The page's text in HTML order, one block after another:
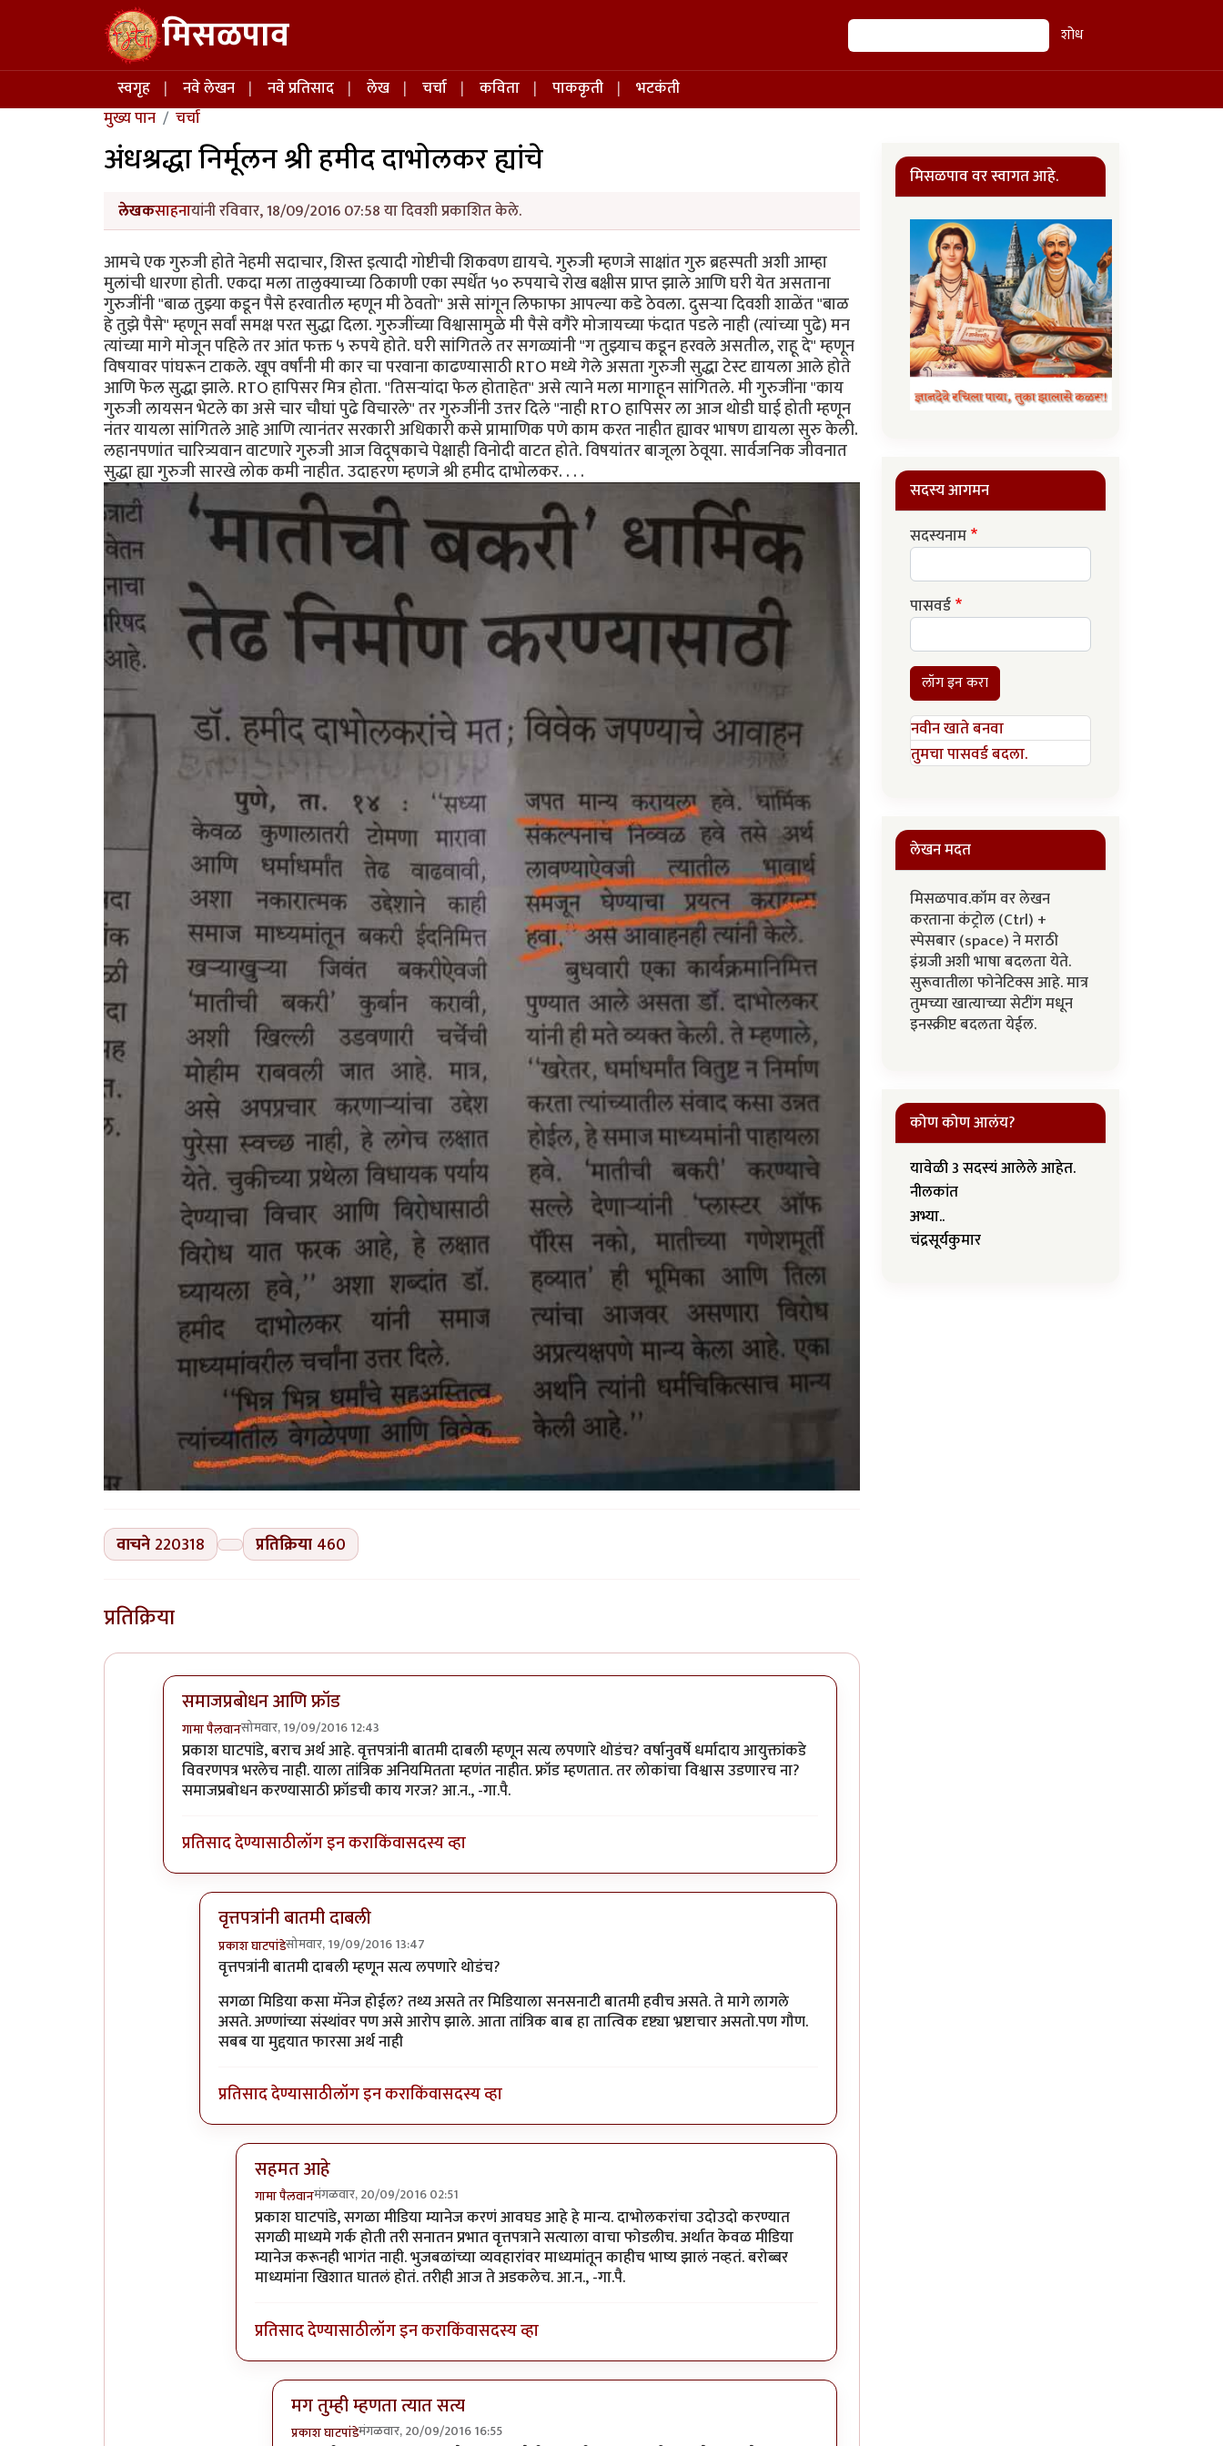
Skip to main content मिसळपाव शोध शोध
Main navigation
स्वगृह नवे लेखन नवे प्रतिसाद लेख चर्चा कविता पाककृती
भटकंती
मुख्य पान
चर्चा
अंधश्रद्धा निर्मूलन श्री हमीद दाभोलकर ह्यांचे
लेखकसाहनायांनी रविवार, 18/09/2016 07:58 या दिवशी प्रकाशित केले.
आमचे एक गुरुजी होते नेहमी सदाचार, शिस्त इत्यादी गोष्टीची शिकवण द्यायचे. गुरुजी म्हणजे साक्षांत गुरु ब्रहस्पती अशी आम्हा
मुलांची धारणा होती. एकदा मला तालुक्याच्या ठिकाणी एका स्पर्धेंत ५० रुपयाचे रोख बक्षीस प्राप्त झाले आणि घरी येत असताना
गुरुजींनी "बाळ तुझ्या कडून पैसे हरवातील म्हणून मी ठेवतो" असे सांगून लिफाफा आपल्या कडे ठेवला. दुसऱ्या दिवशी शाळेंत "बाळ
हे तुझे पैसे" म्हणून सर्वां समक्ष परत सुद्धा दिला. गुरुजींच्या विश्वासामुळे मी पैसे वगैरे मोजायच्या फंदात पडले नाही (त्यांच्या पुढे) मन
त्यांच्या मागे मोजून पहिले तर आंत फक्त ५ रुपये होते. घरी सांगितले तर सगळ्यांनी "ग तुझ्याच कडून हरवले असतील, राहू दे" म्हणून
विषयावर पांघरून टाकले. खूप वर्षांनी मी कार चा परवाना काढण्यासाठी RTO मध्ये गेले असता गुरुजी सुद्धा टेस्ट द्यायला आले होते
आणि फेल सुद्धा झाले. RTO हापिसर मित्र होता. "तिसऱ्यांदा फेल होताहेत" असे त्याने मला मागाहून सांगितले. मी गुरुजींना "काय
गुरुजी लायसन भेटले का असे चार चौघां पुढे विचारले" तर गुरुजींनी उत्तर दिले "नाही RTO हापिसर ला आज थोडी घाई होती म्हणून
नंतर यायला सांगितले आहे आणि त्यानंतर सरकारी अधिकारी कसे प्रामाणिक पणे काम करत नाहीत ह्यावर भाषण द्यायला सुरु केली.
लहानपणांत चारित्र्यवान वाटणारे गुरुजी आज विदूषकाचे पेक्षाही विनोदी वाटत होते. विषयांतर बाजूला ठेवूया. सार्वजनिक जीवनात
सुद्धा ह्या गुरुजी सारखे लोक कमी नाहीत. उदाहरण म्हणजे श्री हमीद दाभोलकर. . . .
वाचने 220318 प्रतिक्रिया 460
प्रतिक्रिया
समाजप्रबोधन आणि फ्रॉड
गामा पैलवानसोमवार, 19/09/2016 12:43
In reply toहा मुद्दा सनातनवालेbyप्रकाश घाटपांडे
प्रकाश घाटपांडे, बराच अर्थ आहे. वृत्तपत्रांनी बातमी दाबली म्हणून सत्य लपणारे थोडंच? वर्षानुवर्षे धर्मादाय आयुक्तांकडे
विवरणपत्र भरलेच नाही. याला तांत्रिक अनियमितता म्हणंत नाहीत. फ्रॉड म्हणतात. तर लोकांचा विश्वास उडणारच ना?
समाजप्रबोधन करण्यासाठी फ्रॉडची काय गरज? आ.न., -गा.पै.
प्रतिसाद देण्यासाठीलॉग इन कराकिंवासदस्य व्हा
वृत्तपत्रांनी बातमी दाबली
प्रकाश घाटपांडेसोमवार, 19/09/2016 13:47
In reply toसमाजप्रबोधन आणि फ्रॉडbyगामा पैलवान
वृत्तपत्रांनी बातमी दाबली म्हणून सत्य लपणारे थोडंच?
सगळा मिडिया कसा मॅनेज होईल? तथ्य असते तर मिडियाला सनसनाटी बातमी हवीच असते. ते मागे लागले
असते. अण्णांच्या संस्थांवर पण असे आरोप झाले. आता तांत्रिक बाब हा तात्विक दृष्ट्या भ्रष्टाचार असतो.पण गौण.
सबब या मुद्दयात फारसा अर्थ नाही
प्रतिसाद देण्यासाठीलॉग इन कराकिंवासदस्य व्हा
सहमत आहे
गामा पैलवानमंगळवार, 20/09/2016 02:51
In reply toवृत्तपत्रांनी बातमी दाबलीbyप्रकाश घाटपांडे
प्रकाश घाटपांडे, सगळा मीडिया म्यानेज करणं आवघड आहे हे मान्य. दाभोलकरांचा उदोउदो करण्यात
सगळी माध्यमे गर्क होती तरी सनातन प्रभात वृत्तपत्राने सत्याला वाचा फोडलीच. अर्थात केवळ मीडिया
म्यानेज करूनही भागंत नाही. भुजबळांच्या व्यवहारांवर माध्यमांतून काहीच भाष्य झालं नव्हतं. बरोब्बर
माध्यमांना खिशात घातलं होतं. तरीही आज ते अडकलेच. आ.न., -गा.पै.
प्रतिसाद देण्यासाठीलॉग इन कराकिंवासदस्य व्हा
मग तुम्ही म्हणता त्यात सत्य
प्रकाश घाटपांडेमंगळवार, 20/09/2016 16:55
मिसळपाव वर स्वागत आहे.
सदस्य आगमन
सदस्यनाम
पासवर्ड
लॉग इन करा
नवीन खाते बनवा
तुमचा पासवर्ड बदला.
लेखन मदत
मिसळपाव.कॉम वर लेखन
करताना कंट्रोल (Ctrl) +
स्पेसबार (space) ने मराठी
इंग्रजी अशी भाषा बदलता येते.
सुरूवातीला फोनेटिक्स आहे. मात्र
तुमच्या खात्याच्या सेटींग मधून
इनस्क्रीप्ट बदलता येईल.
कोण कोण आलंय?
यावेळी 3 सदस्यं आलेले आहेत.
नीलकांत
अभ्या..
चंद्रसूर्यकुमार